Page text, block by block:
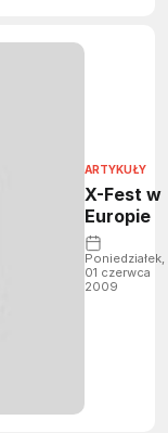
ARTYKUŁY
X-Fest w
Europie
Poniedziałek,
01 czerwca
2009